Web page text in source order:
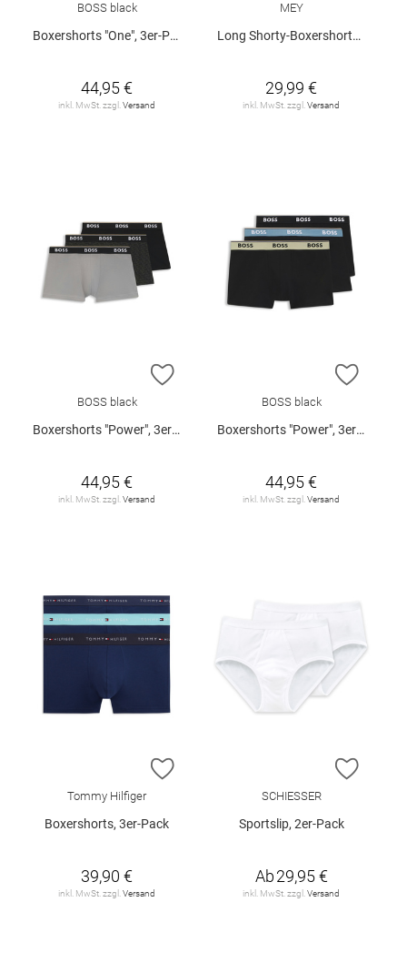
BOSS black
Boxershorts "One", 3er-Pack
44,95 €
inkl. MwSt. zzgl.Versand
MEY
Long Shorty-Boxershorts "Business Class"
29,99 €
inkl. MwSt. zzgl.Versand
ZUR WUNSCHLISTE HINZUFÜGEN
BOSS black
Boxershorts "Power", 3er-Pack
44,95 €
inkl. MwSt. zzgl.Versand
ZUR
BOSS black
Boxershorts "Power", 3er-Pack
44,95 €
inkl. MwSt. zzgl.Versand
ZUR WUNSCHLISTE HINZUFÜGEN
Tommy Hilfiger
Boxershorts, 3er-Pack
39,90 €
inkl. MwSt. zzgl. Versand
ZUR
SCHIESSER
Sportslip, 2er-Pack
Ab29,95 €
inkl. MwSt. zzgl. Versand